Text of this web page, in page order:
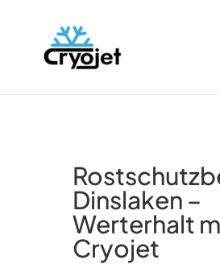
Dinslaken –
Werterhalt
Cryojet